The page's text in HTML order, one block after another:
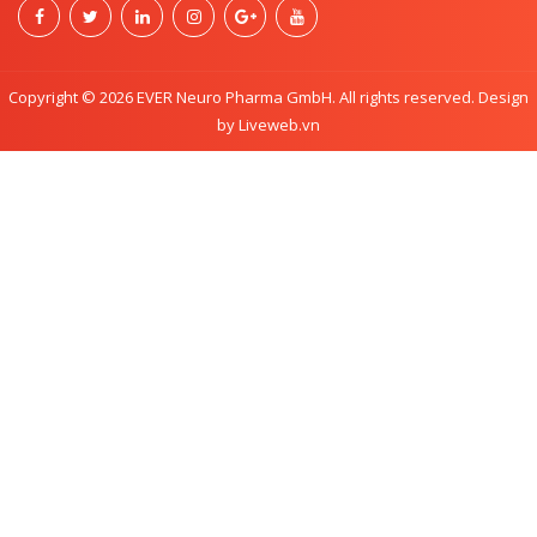
Copyright © 2026 EVER Neuro Pharma GmbH. All rights reserved. Design
by Liveweb.vn